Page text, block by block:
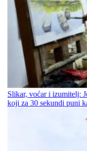
Slikar, voćar i izumitelj:
koji za 30 sekundi puni